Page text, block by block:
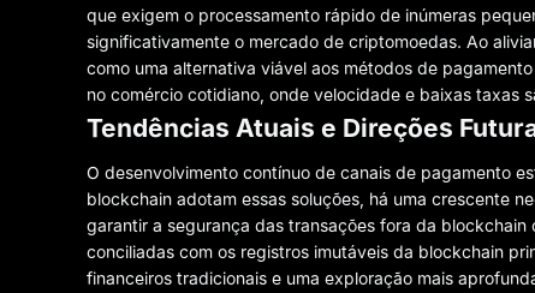
que exigem o processamento rápido de inúmeras
significativamente o mercado de criptomoedas. Ao
como uma alternativa viável aos métodos de
no comércio cotidiano, onde velocidade e baixas taxas
Tendências Atuais e Direções
O desenvolvimento contínuo de canais de pagamento
blockchain adotam essas soluções, há uma crescente
garantir a segurança das transações fora da
conciliadas com os registros imutáveis ​​da blockchain
financeiros tradicionais e uma exploração mais